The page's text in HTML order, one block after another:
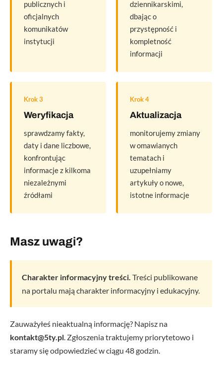
publicznych i
oficjalnych
komunikatów
instytucji
dziennikarskimi,
dbając o
przystępność i
kompletność
informacji
Krok 3
Weryfikacja
sprawdzamy fakty,
daty i dane liczbowe,
konfrontując
informacje z kilkoma
niezależnymi
źródłami
Krok 4
Aktualizacja
monitorujemy zmiany
w omawianych
tematach i
uzupełniamy
artykuły o nowe,
istotne informacje
Masz uwagi?
Charakter informacyjny treści. Treści publikowane
na portalu mają charakter informacyjny i edukacyjny.
Zauważyłeś nieaktualną informację? Napisz na
kontakt@5ty.pl. Zgłoszenia traktujemy priorytetowo i
staramy się odpowiedzieć w ciągu 48 godzin.